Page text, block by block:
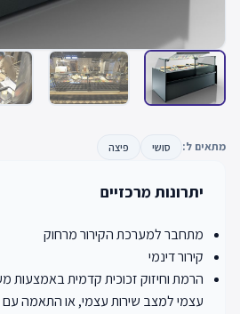
מתאים ל: סושי פיצה
יתרונות מרכזיים
מתחבר למערכת הקירור מרחוק
קירור דינמי
הרמת וחיזוק זכוכית קדמית באמצעות
עצמי למצב שירות עצמי, או התאמה